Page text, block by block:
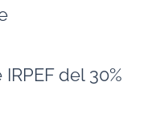
del 30%